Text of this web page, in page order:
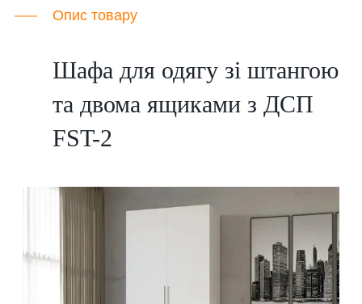
Опис товару
Шафа для одягу зі штангою
та двома ящиками з ДСП
FST-2